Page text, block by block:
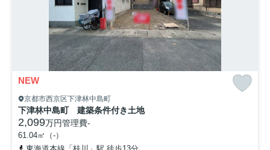
NEW
京都市西京区下津林中島町
下津林中島町 建築条件付き土地
2,099万円管理費-
61.04㎡（-）